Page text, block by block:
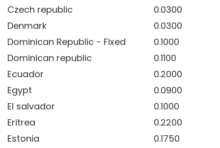
Czech republic
0.0300
Denmark
0.0300
Dominican Republic - Fixed
0.1000
Dominican republic
0.1100
Ecuador
0.2000
Egypt
0.0900
El salvador
0.1000
Eritrea
0.2200
Estonia
0.1750